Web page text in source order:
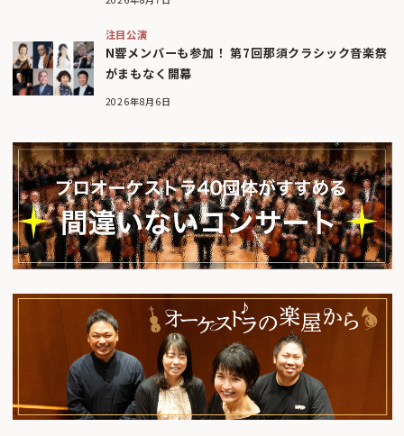
注目公演
N響メンバーも参加！ 第7回那須クラシック音楽祭
がまもなく開幕
2026年8月6日